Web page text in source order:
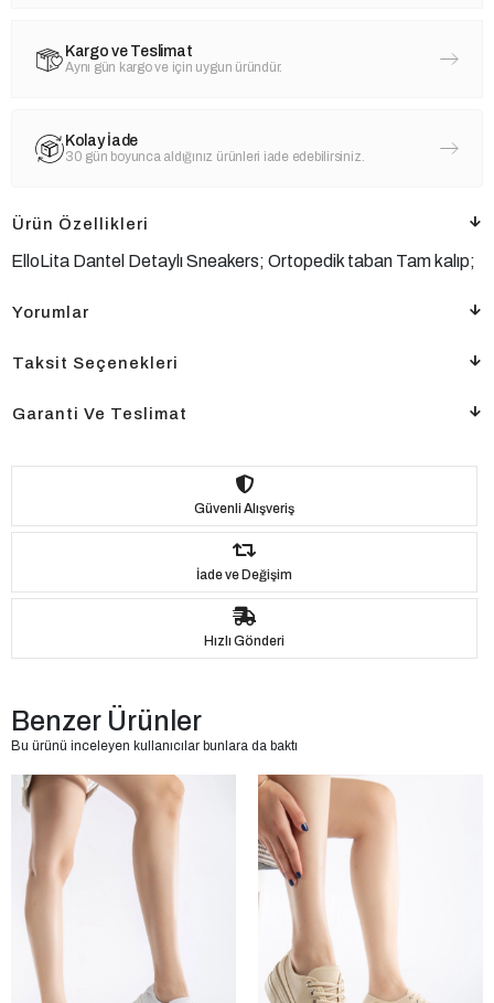
Kargo ve Teslimat
Aynı gün kargo ve için uygun üründür.
Kolay İade
30 gün boyunca aldığınız ürünleri iade edebilirsiniz.
Ürün Özellikleri
ElloLita Dantel Detaylı Sneakers; Ortopedik taban Tam kalıp;
Yorumlar
Taksit Seçenekleri
Garanti Ve Teslimat
Güvenli Alışveriş
İade ve Değişim
Hızlı Gönderi
Benzer Ürünler
Bu ürünü inceleyen kullanıcılar bunlara da baktı